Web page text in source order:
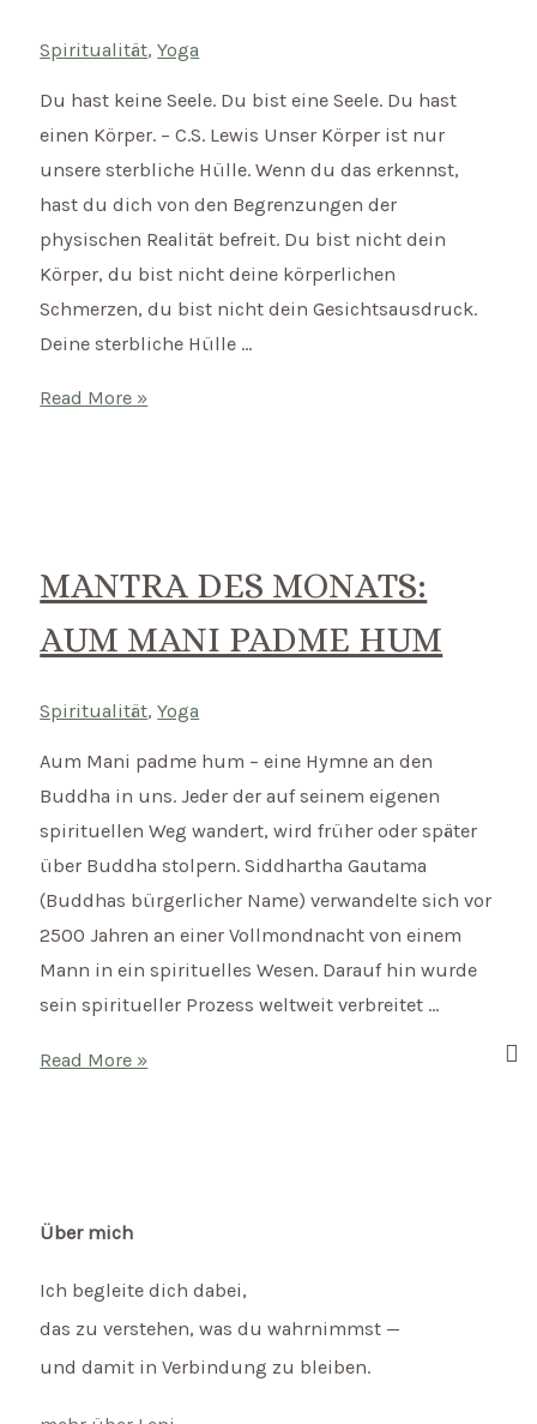
Spiritualität,Yoga
Du hast keine Seele. Du bist eine Seele. Du hast
einen Körper. – C.S. Lewis Unser Körper ist nur
unsere sterbliche Hülle. Wenn du das erkennst,
hast du dich von den Begrenzungen der
physischen Realität befreit. Du bist nicht dein
Körper, du bist nicht deine körperlichen
Schmerzen, du bist nicht dein Gesichtsausdruck.
Deine sterbliche Hülle …
Mantra
nicht
mein
Körper,
Geist
Read More »
MANTRA DES MONATS:
AUM MANI PADME HUM
Spiritualität,Yoga
Aum Mani padme hum – eine Hymne an den
Buddha in uns. Jeder der auf seinem eigenen
spirituellen Weg wandert, wird früher oder später
über Buddha stolpern. Siddhartha Gautama
(Buddhas bürgerlicher Name) verwandelte sich vor
2500 Jahren an einer Vollmondnacht von einem
Mann in ein spirituelles Wesen. Darauf hin wurde
sein spiritueller Prozess weltweit verbreitet …
Mantra
Padme
Read More »
Über mich
Ich begleite dich dabei,
das zu verstehen, was du wahrnimmst —
und damit in Verbindung zu bleiben.